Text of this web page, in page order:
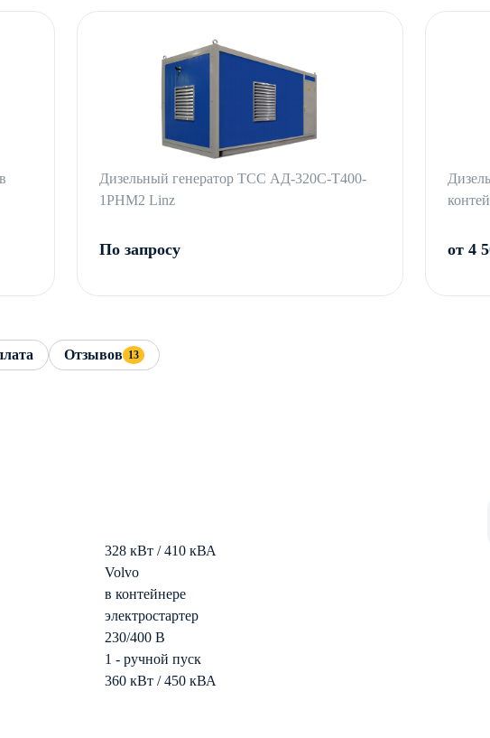
Дизельный генератор ТСС АД-320С-Т400-
1РНМ2 Linz
По запросу от 4
Отзывов 13
328 кВт / 410 кВА
Volvo
в контейнере
электростартер
230/400 В
1 - ручной пуск
360 кВт / 450 кВА